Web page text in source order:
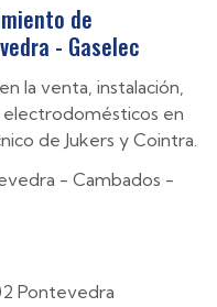
de
- Gaselec
la venta, instalación,
en
de Jukers y Cointra.
- Cambados -
Pontevedra